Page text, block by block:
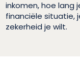
inkomen, hoe lang
financiële situatie,
zekerheid je wilt.